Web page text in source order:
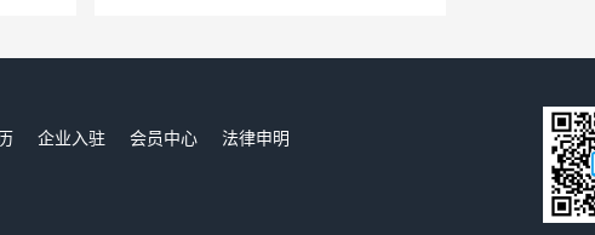
企业入驻 会员中心
法律申明